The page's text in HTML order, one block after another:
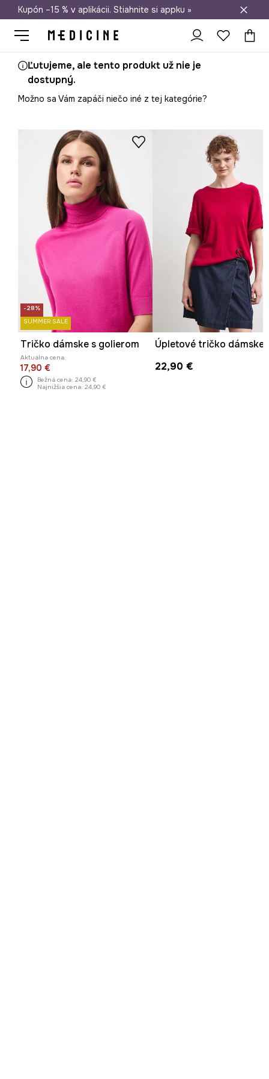
Doprava zadarmo od 50 €
Kupón –15 % v aplikácii. Stiahnite si appku »
Ľutujeme, ale tento produkt už nie je
dostupný.
Možno sa Vám zapáči niečo iné z tej kategórie?
-28%
SUMMER SALE
Tričko dámske s golierom
Aktuálna cena:
17,90 €
Bežná cena: 24,90 €
Najnižšia cena: 24,90 €
22,90 €